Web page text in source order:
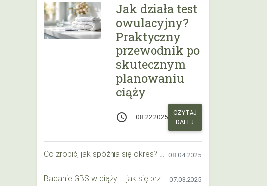
Jak działa test
owulacyjny?
Praktyczny
przewodnik po
skutecznym
planowaniu
ciąży
access_time 08.22.2025
CZYTAJ
DALEJ
08.04.2025
07.03.2025